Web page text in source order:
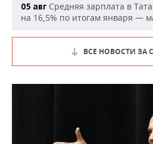
05 авг Средняя зарплата в
на 16,5% по итогам января —
ВСЕ НОВОСТИ ЗА